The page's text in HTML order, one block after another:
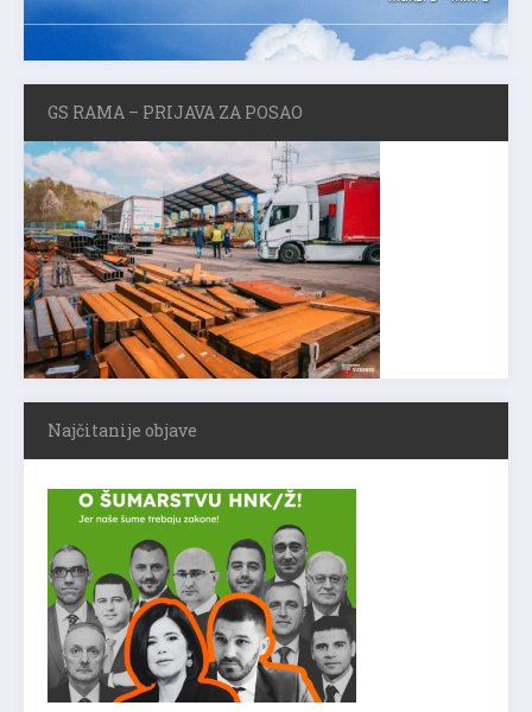
GS RAMA – PRIJAVA ZA POSAO
Najčitanije objave